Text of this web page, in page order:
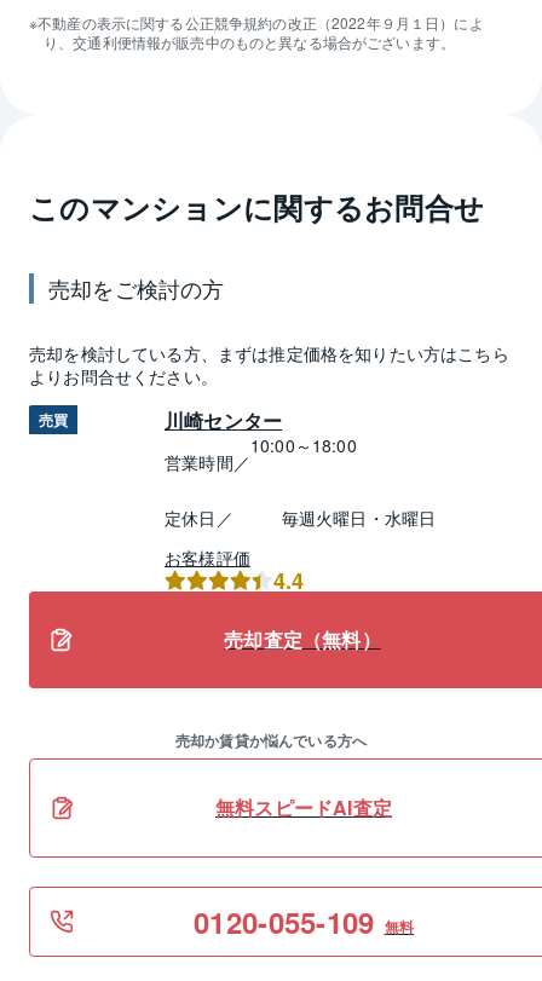
不動産の表示に関する公正競争規約の改正（2022年９月１日）によ
り、交通利便情報が販売中のものと異なる場合がございます。
このマンションに関するお問合せ
売却をご検討の方
売却を検討している方、まずは推定価格を知りたい方はこちら
よりお問合せください。
売買 川崎センター
営業時間／
10:00～18:00
定休日／
毎週火曜日・水曜日
お客様評価
4.4
売却査定（無料）
売却か賃貸か悩んでいる方へ
無料スピードAI査定
0120-055-109 無料